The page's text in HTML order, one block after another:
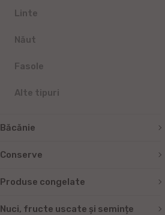
Linte
Năut
Fasole
Alte tipuri
Băcănie
Conserve
Produse congelate
Nuci, fructe uscate și semințe